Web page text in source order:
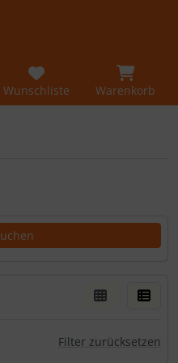
Wunschliste Warenkorb
Filter zurücksetzen